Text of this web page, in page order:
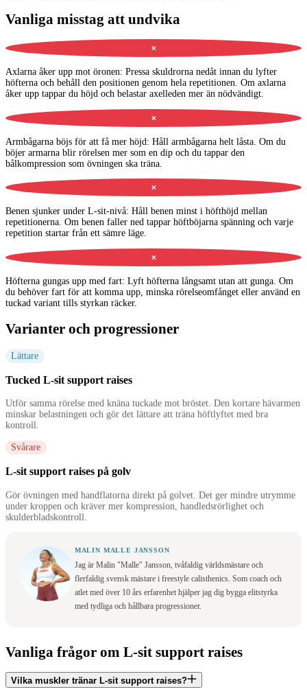
Vanliga misstag att undvika
✕
Axlarna åker upp mot öronen: Pressa skuldrorna nedåt innan du lyfter
höfterna och behåll den positionen genom hela repetitionen. Om axlarna
åker upp tappar du höjd och belastar axelleden mer än nödvändigt.
✕
Armbågarna böjs för att få mer höjd: Håll armbågarna helt låsta. Om du
böjer armarna blir rörelsen mer som en dip och du tappar den
bålkompression som övningen ska träna.
✕
Benen sjunker under L-sit-nivå: Håll benen minst i höfthöjd mellan
repetitionerna. Om benen faller ned tappar höftböjarna spänning och varje
repetition startar från ett sämre läge.
✕
Höfterna gungas upp med fart: Lyft höfterna långsamt utan att gunga. Om
du behöver fart för att komma upp, minska rörelseomfånget eller använd en
tuckad variant tills styrkan räcker.
Varianter och progressioner
Lättare
Tucked L-sit support raises
Utför samma rörelse med knäna tuckade mot bröstet. Den kortare hävarmen
minskar belastningen och gör det lättare att träna höftlyftet med bra
kontroll.
Svårare
L-sit support raises på golv
Gör övningen med handflatorna direkt på golvet. Det ger mindre utrymme
under kroppen och kräver mer kompression, handledsrörlighet och
skulderbladskontroll.
MALIN MALLE JANSSON
Jag är Malin "Malle" Jansson, tvåfaldig världsmästare och
flerfaldig svensk mästare i freestyle calisthenics. Som coach och
atlet med över 10 års erfarenhet hjälper jag dig bygga elitstyrka
med tydliga och hållbara progressioner.
Vanliga frågor om L-sit support raises
Vilka muskler tränar L-sit support raises?